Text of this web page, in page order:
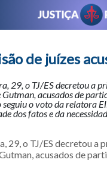
de juízes
29, o TJ/ES decretou a
acusados de
o voto da relatora
dos fatos e da
29, o TJ/ES decretou a
acusados de